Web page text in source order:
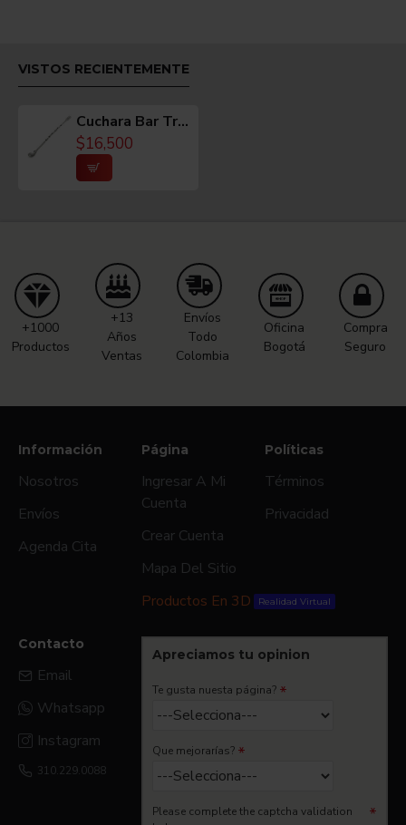
CUIDADOS / MANTENIMIENTO
Lavar con agua y jabón. No dejar sumergido en
VISTOS RECIENTEMENTE
Cuchara Bar Tridente
$16,500
+1000
Productos
+13
Años
Ventas
Envíos
Todo
Colombia
Oficina
Bogotá
Compra
Seguro
Información
Nosotros
Envíos
Agenda Cita
Página
Ingresar A Mi
Cuenta
Crear Cuenta
Mapa Del Sitio
Productos En 3D
Realidad Virtual
Políticas
Términos
Privacidad
Contacto
Email
Whatsapp
Instagram
310.229.0088
Apreciamos tu opinion
Te gusta nuesta página?
Que mejorarías?
Please complete the captcha validation